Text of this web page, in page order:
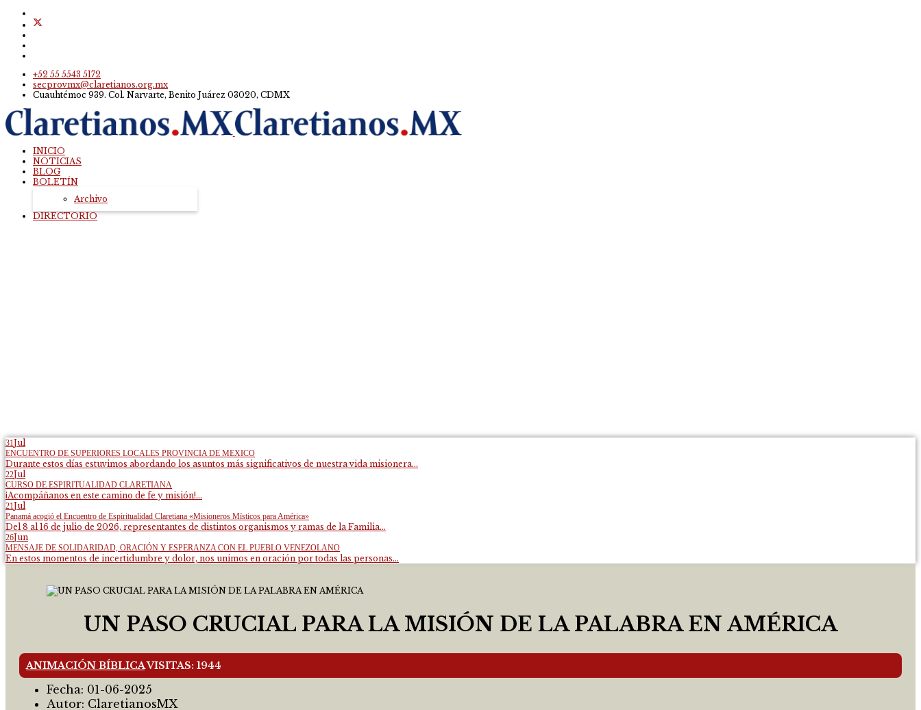
+52 55 5543 5172
secprovmx@claretianos.org.mx
Cuauhtémoc 939. Col. Narvarte, Benito Juárez 03020, CDMX
INICIO
NOTICIAS
BLOG
BOLETÍN
Archivo
DIRECTORIO
31Jul
ENCUENTRO DE SUPERIORES LOCALES PROVINCIA DE MEXICO
Durante estos días estuvimos abordando los asuntos más significativos de nuestra vida misionera...
22Jul
CURSO DE ESPIRITUALIDAD CLARETIANA
¡Acompáñanos en este camino de fe y misión!...
21Jul
Panamá acogió el Encuentro de Espiritualidad Claretiana «Misioneros Místicos para América»
Del 8 al 16 de julio de 2026, representantes de distintos organismos y ramas de la Familia...
26Jun
MENSAJE DE SOLIDARIDAD, ORACIÓN Y ESPERANZA CON EL PUEBLO VENEZOLANO
En estos momentos de incertidumbre y dolor, nos unimos en oración por todas las personas...
UN PASO CRUCIAL PARA LA MISIÓN DE LA PALABRA EN AMÉRICA
ANIMACIÓN BÍBLICAVISITAS: 1944
Fecha: 01-06-2025
Autor: ClaretianosMX